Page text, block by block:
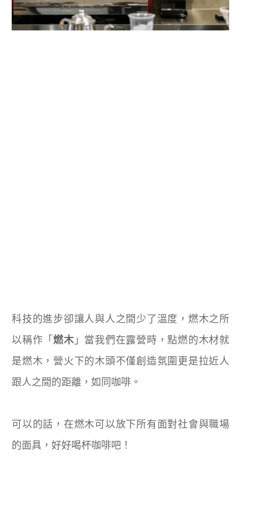
科技的進步卻讓人與人之間少了溫度，燃木之所
以稱作「燃木 」當我們在露營時，點燃的木材就
是燃木，營火下的木頭不僅創造氛圍更是拉近人
跟人之間的距離，如同咖啡。
可以的話，在燃木可以放下所有面對社會與職場
的面具，好好喝杯咖啡吧！